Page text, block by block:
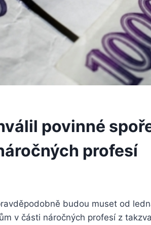
povinné
profesí
budou muset od
v části náročných profesí z